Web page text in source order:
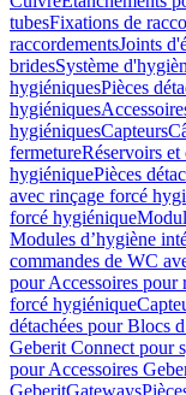
tubesFixations de
raccordementsJoints
bridesSystème
hygiéniquesPièces
hygiéniques
hygiéniquesCapteurs
fermetureRéservoirs
hygiéniquePièces
avec rinçage forcé
forcé hygiénique
Modules d’hygiène
commandes de WC
pour Accessoires pour
forcé hygiénique
détachées pour Blocs
Geberit Connect pour
pour Accessoires
GeberitGateways